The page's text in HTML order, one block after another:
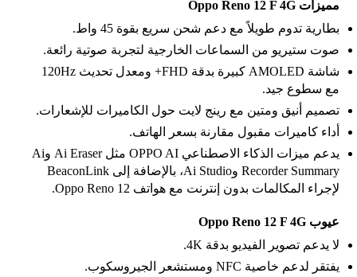
مميزات Oppo Reno 12 F 4G
بطارية تدوم طويلاً مع دعم شحن سريع بقوة 45 واط.
صوت ستيريو من السماعات الخارجية لتجربة صوتية رائعة.
شاشة AMOLED كبيرة بدقة FHD+ ومعدل تحديث 120Hz
مع سطوع جيد.
تصميم أنيق ومتين مع رينج لايت حول الكاميرات للإشعارات.
أداء كاميرات مقبول مقارنة بسعر الهاتف.
يدعم ميزات الذكاء الاصطناعي OPPO AI مثل Ai Eraser وAi
Recorder Summary وAi Studio، بالإضافة إلى BeaconLink
لإجراء المكالمات بدون إنترنت مع هواتف Oppo Reno 12.
عيوب Oppo Reno 12 F 4G
لا يدعم تصوير الفيديو بدقة 4K.
يفتقر لدعم خاصية NFC ومستشعر الجيروسكوب.